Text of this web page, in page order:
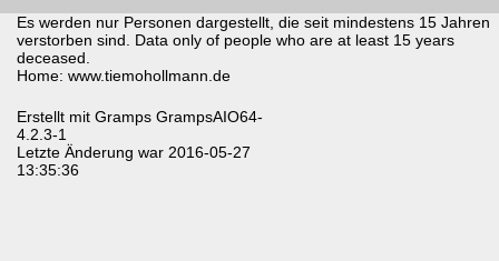
Es werden nur Personen dargestellt, die seit mindestens 15 Jahren
verstorben sind. Data only of people who are at least 15 years
deceased.
Home: www.tiemohollmann.de
Erstellt mit Gramps GrampsAIO64-
4.2.3-1
Letzte Änderung war 2016-05-27
13:35:36